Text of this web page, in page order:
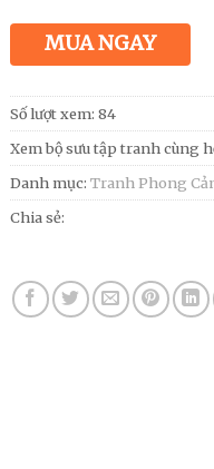
MUA NGAY
Số lượt xem: 84
Xem bộ sưu tập tranh cùng
Danh mục: Tranh Phong
Chia sẻ: